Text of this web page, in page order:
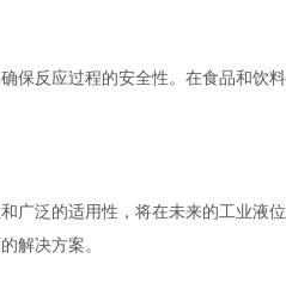
反应过程的安全性。在食品和饮
泛的适用性，将在未来的工业液
解决方案。